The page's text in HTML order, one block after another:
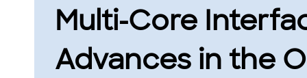
Multi-Core
Advances in the